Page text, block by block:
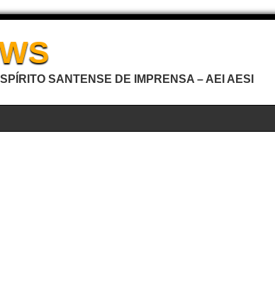
SANTENSE DE IMPRENSA – AEI AESI